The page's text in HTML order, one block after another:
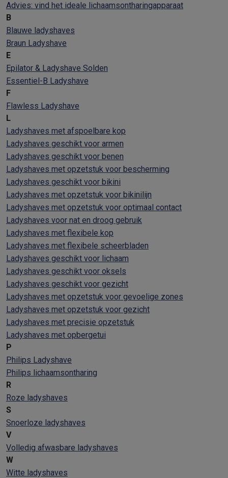
Advies: vind het ideale lichaamsontharingapparaat
B
Blauwe ladyshaves
Braun Ladyshave
E
Epilator & Ladyshave Solden
Essentiel-B Ladyshave
F
Flawless Ladyshave
L
Ladyshaves met afspoelbare kop
Ladyshaves geschikt voor armen
Ladyshaves geschikt voor benen
Ladyshaves met opzetstuk voor bescherming
Ladyshaves geschikt voor bikini
Ladyshaves met opzetstuk voor bikinilijn
Ladyshaves met opzetstuk voor optimaal contact
Ladyshaves voor nat en droog gebruik
Ladyshaves met flexibele kop
Ladyshaves met flexibele scheerbladen
Ladyshaves geschikt voor lichaam
Ladyshaves geschikt voor oksels
Ladyshaves geschikt voor gezicht
Ladyshaves met opzetstuk voor gevoelige zones
Ladyshaves met opzetstuk voor gezicht
Ladyshaves met precisie opzetstuk
Ladyshaves met opbergetui
P
Philips Ladyshave
Philips lichaamsontharing
R
Roze ladyshaves
S
Snoerloze ladyshaves
V
Volledig afwasbare ladyshaves
W
Witte ladyshaves